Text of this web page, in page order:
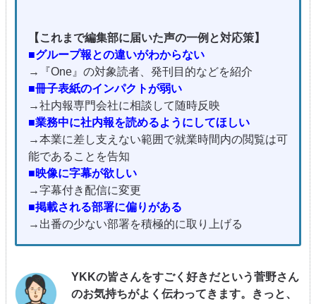
【これまで編集部に届いた声の一例と対応策】
■グループ報との違いがわからない
→『One』の対象読者、発刊目的などを紹介
■冊子表紙のインパクトが弱い
→社内報専門会社に相談して随時反映
■業務中に社内報を読めるようにしてほしい
→本業に差し支えない範囲で就業時間内の閲覧は可
能であることを告知
■映像に字幕が欲しい
→字幕付き配信に変更
■掲載される部署に偏りがある
→出番の少ない部署を積極的に取り上げる
YKKの皆さんをすごく好きだという菅野さん
のお気持ちがよく伝わってきます。きっと、